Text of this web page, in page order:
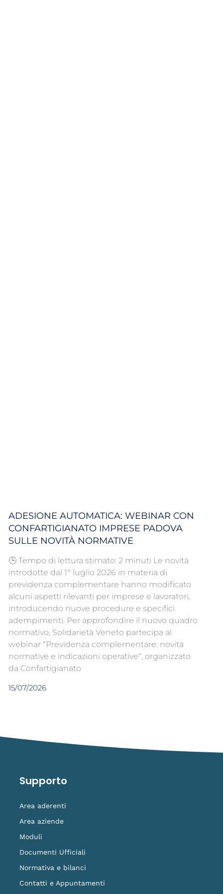
ADESIONE AUTOMATICA: WEBINAR CON
CONFARTIGIANATO IMPRESE PADOVA
SULLE NOVITÀ NORMATIVE
🕒 Tempo di lettura stimato: 2 minuti Le novità
introdotte dal 1° luglio 2026 in materia di
previdenza complementare hanno modificato
alcuni aspetti rilevanti per imprese e lavoratori,
introducendo nuove procedure e specifici
adempimenti. Per approfondire il nuovo quadro
normativo, Solidarietà Veneto partecipa al
webinar “Previdenza complementare: novità
normative e indicazioni operative“, organizzato
da Confartigianato
15/07/2026
Supporto
Area aderenti
Area aziende
Moduli
Documenti Ufficiali
Normativa e bilanci
Contatti e Appuntamenti